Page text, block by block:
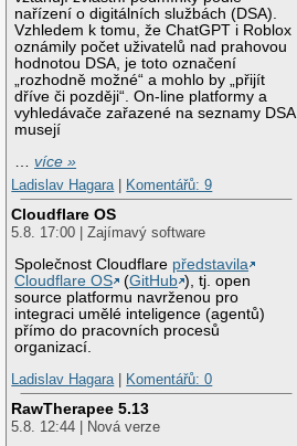
nařízení o digitálních službách (DSA).
Vzhledem k tomu, že ChatGPT i Roblox
oznámily počet uživatelů nad prahovou
hodnotou DSA, je toto označení
„rozhodně možné“ a mohlo by „přijít
dříve či později“. On-line platformy a
vyhledávače zařazené na seznamy DSA
musejí
…více »
Ladislav Hagara| Komentářů: 9
Cloudflare OS
5.8. 17:00 | Zajímavý software
Společnost Cloudflare představila
Cloudflare OS
(GitHub ), tj. open
source platformu navrženou pro
integraci umělé inteligence (agentů)
přímo do pracovních procesů
organizací.
Ladislav Hagara| Komentářů: 0
RawTherapee 5.13
5.8. 12:44 | Nová verze